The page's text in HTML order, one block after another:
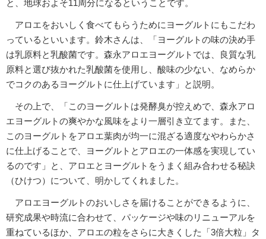
と、地球およそ11周分になるということです。
アロエをおいしく食べてもらうためにヨーグルトにもこだわ
っているといいます。鈴木さんは、「ヨーグルトの味の決め手
は乳原料と乳酸菌です。森永アロエヨーグルトでは、良質な乳
原料と選び抜かれた乳酸菌を使用し、酸味の少ない、なめらか
でコクのあるヨーグルトに仕上げています」と説明。
その上で、「このヨーグルトは発酵臭が控えめで、森永アロ
エヨーグルトの爽やかな風味をより一層引き立てます。また、
このヨーグルトをアロエ葉肉が均一に混ざる適度なやわらかさ
に仕上げることで、ヨーグルトとアロエの一体感を実現してい
るのです」と、アロエとヨーグルトをうまく組み合わせる秘訣
（ひけつ）について、明かしてくれました。
アロエヨーグルトのおいしさを届けることができるように、
研究成果や時流に合わせて、パッケージや味のリニューアルを
重ねているほか、アロエの粒をさらに大きくした「3倍大粒」タ